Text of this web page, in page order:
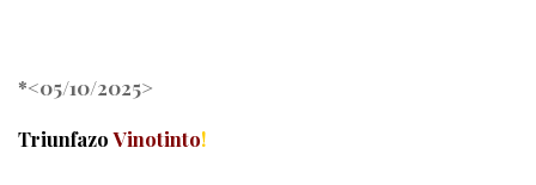
*<05/10/2025>
TriunfazoVinotinto!